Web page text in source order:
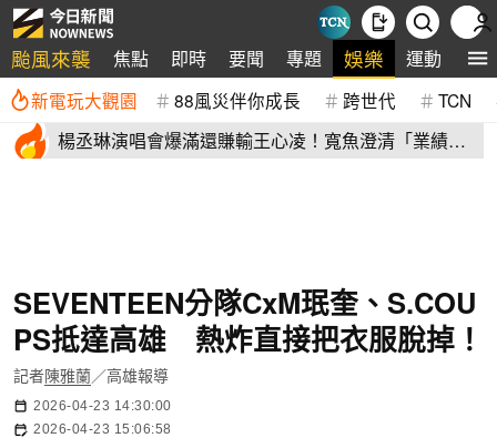
颱風來襲 焦點 即時 要聞 專題 娛樂 運動 全
新電玩大觀園 88風災伴你成長 跨世代 TCN
楊丞琳演唱會爆滿還賺輸王心凌！寬魚澄清「業績沒
SEVENTEEN分隊CxM珉奎、S.COU
PS抵達高雄 熱炸直接把衣服脫掉！
記者陳雅蘭／高雄報導
2026-04-23 14:30:00
2026-04-23 15:06:58